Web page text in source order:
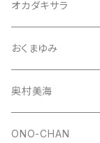
オカダキサラ
おくまゆみ
奥村美海
ONO-CHAN